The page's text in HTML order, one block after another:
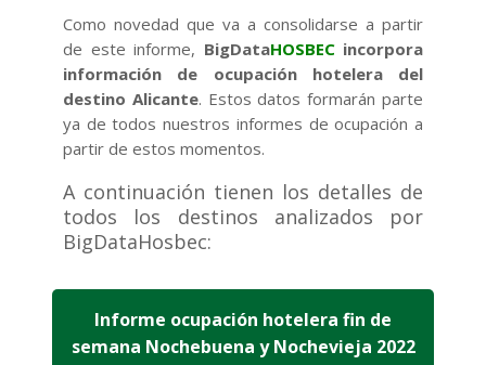
Como novedad que va a consolidarse a partir
de este informe, BigDataHOSBEC incorpora
información de ocupación hotelera del
destino Alicante. Estos datos formarán parte
ya de todos nuestros informes de ocupación a
partir de estos momentos.
A continuación tienen los detalles de
todos los destinos analizados por
BigDataHosbec:
Informe ocupación hotelera fin de
semana Nochebuena y Nochevieja 2022